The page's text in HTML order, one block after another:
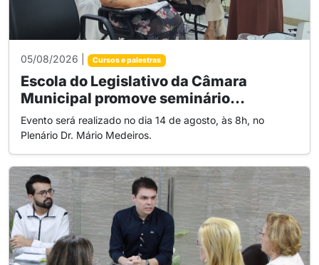
05/08/2026 | Cursos e palestras
Escola do Legislativo da Câmara
Municipal promove seminário...
Evento será realizado no dia 14 de agosto, às 8h, no
Plenário Dr. Mário Medeiros.